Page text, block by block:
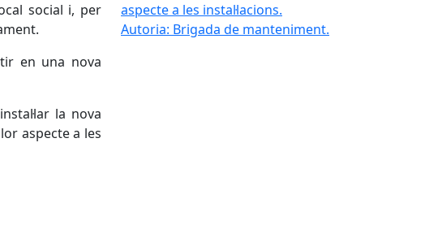
social i, per
en una nova
la nova
aspecte a les
aspecte a les instal·lacions.
Autoria: Brigada de manteniment.